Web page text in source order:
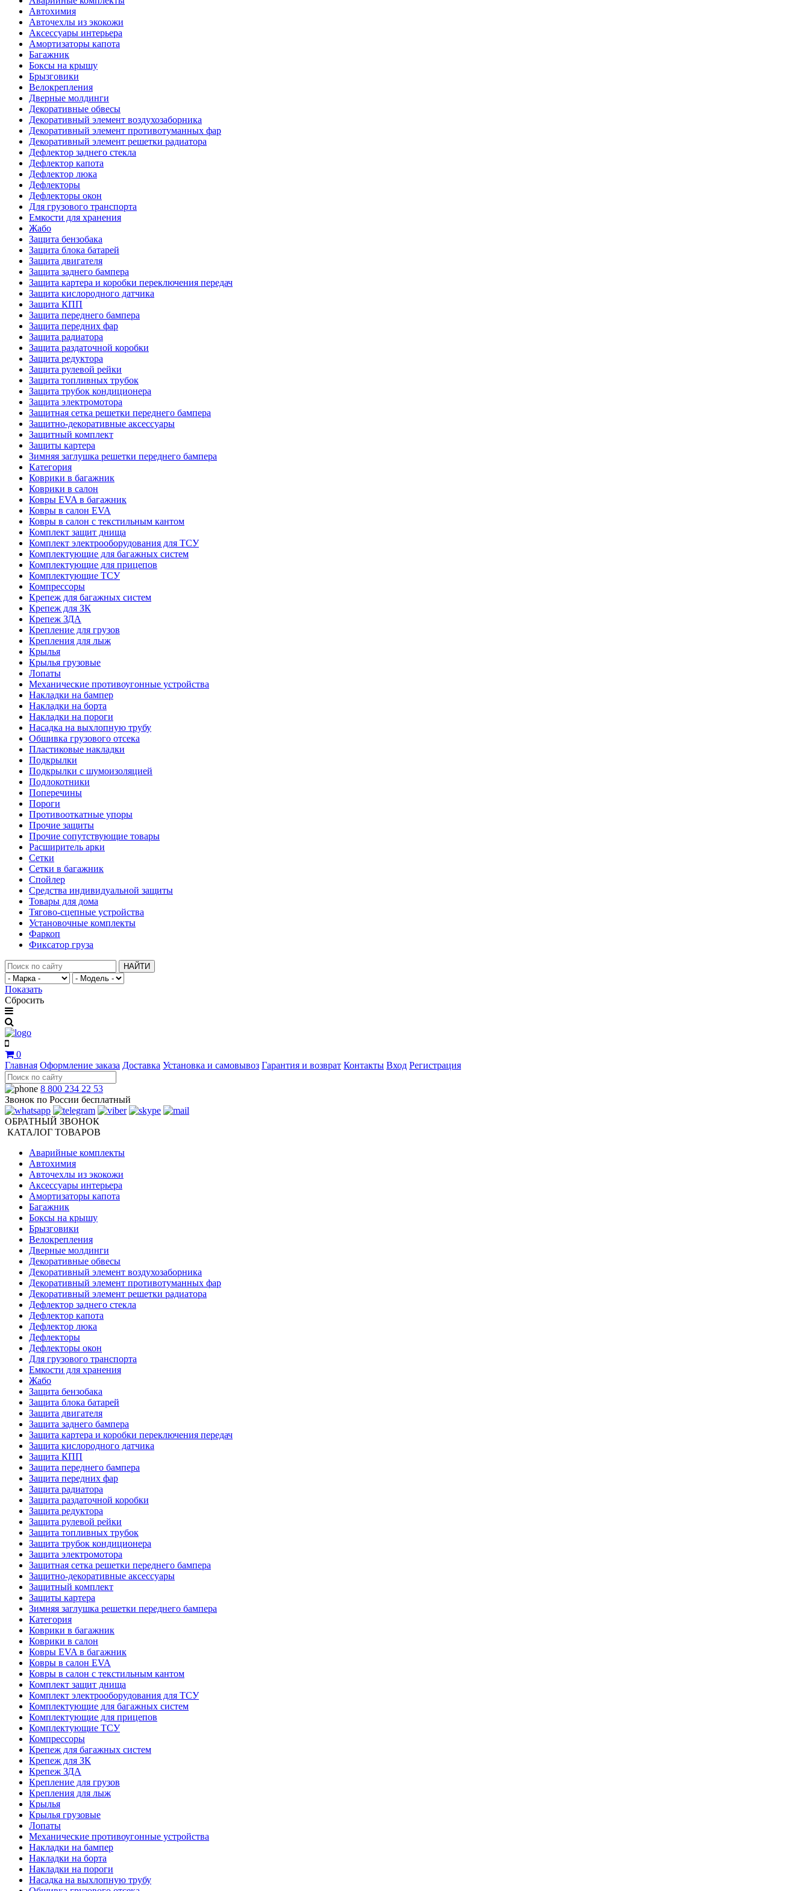
Автохимия
Авточехлы из экокожи
Аксессуары интерьера
Амортизаторы капота
Багажник
Боксы на крышу
Брызговики
Велокрепления
Дверные молдинги
Декоративные обвесы
Декоративный элемент воздухозаборника
Декоративный элемент противотуманных фар
Декоративный элемент решетки радиатора
Дефлектор заднего стекла
Дефлектор капота
Дефлектор люка
Дефлекторы
Дефлекторы окон
Для грузового транспорта
Емкости для хранения
Жабо
Защита бензобака
Защита блока батарей
Защита двигателя
Защита заднего бампера
Защита картера и коробки переключения передач
Защита кислородного датчика
Защита КПП
Защита переднего бампера
Защита передних фар
Защита радиатора
Защита раздаточной коробки
Защита редуктора
Защита рулевой рейки
Защита топливных трубок
Защита трубок кондиционера
Защита электромотора
Защитная сетка решетки переднего бампера
Защитно-декоративные аксессуары
Защитный комплект
Защиты картера
Зимняя заглушка решетки переднего бампера
Категория
Коврики в багажник
Коврики в салон
Ковры EVA в багажник
Ковры в салон EVA
Ковры в салон с текстильным кантом
Комплект защит днища
Комплект электрооборудования для ТСУ
Комплектующие для багажных систем
Комплектующие для прицепов
Комплектующие ТСУ
Компрессоры
Крепеж для багажных систем
Крепеж для ЗК
Крепеж ЗДА
Крепление для грузов
Крепления для лыж
Крылья
Крылья грузовые
Лопаты
Механические противоугонные устройства
Накладки на бампер
Накладки на борта
Накладки на пороги
Насадка на выхлопную трубу
Обшивка грузового отсека
Пластиковые накладки
Подкрылки
Подкрылки с шумоизоляцией
Подлокотники
Поперечины
Пороги
Противооткатные упоры
Прочие защиты
Прочие сопутствующие товары
Расширитель арки
Сетки
Сетки в багажник
Спойлер
Средства индивидуальной защиты
Товары для дома
Тягово-сцепные устройства
Установочные комплекты
Фаркоп
Фиксатор груза
НАЙТИ
Показать
Сбросить
0
Главная Оформление заказа Доставка Установка и самовывоз Гарантия и возврат Контакты Вход Регистрация
8 800 234 22 53
Звонок по России бесплатный
ОБРАТНЫЙ ЗВОНОК
КАТАЛОГ ТОВАРОВ
Аварийные комплекты
Автохимия
Авточехлы из экокожи
Аксессуары интерьера
Амортизаторы капота
Багажник
Боксы на крышу
Брызговики
Велокрепления
Дверные молдинги
Декоративные обвесы
Декоративный элемент воздухозаборника
Декоративный элемент противотуманных фар
Декоративный элемент решетки радиатора
Дефлектор заднего стекла
Дефлектор капота
Дефлектор люка
Дефлекторы
Дефлекторы окон
Для грузового транспорта
Емкости для хранения
Жабо
Защита бензобака
Защита блока батарей
Защита двигателя
Защита заднего бампера
Защита картера и коробки переключения передач
Защита кислородного датчика
Защита КПП
Защита переднего бампера
Защита передних фар
Защита радиатора
Защита раздаточной коробки
Защита редуктора
Защита рулевой рейки
Защита топливных трубок
Защита трубок кондиционера
Защита электромотора
Защитная сетка решетки переднего бампера
Защитно-декоративные аксессуары
Защитный комплект
Защиты картера
Зимняя заглушка решетки переднего бампера
Категория
Коврики в багажник
Коврики в салон
Ковры EVA в багажник
Ковры в салон EVA
Ковры в салон с текстильным кантом
Комплект защит днища
Комплект электрооборудования для ТСУ
Комплектующие для багажных систем
Комплектующие для прицепов
Комплектующие ТСУ
Компрессоры
Крепеж для багажных систем
Крепеж для ЗК
Крепеж ЗДА
Крепление для грузов
Крепления для лыж
Крылья
Крылья грузовые
Лопаты
Механические противоугонные устройства
Накладки на бампер
Накладки на борта
Накладки на пороги
Насадка на выхлопную трубу